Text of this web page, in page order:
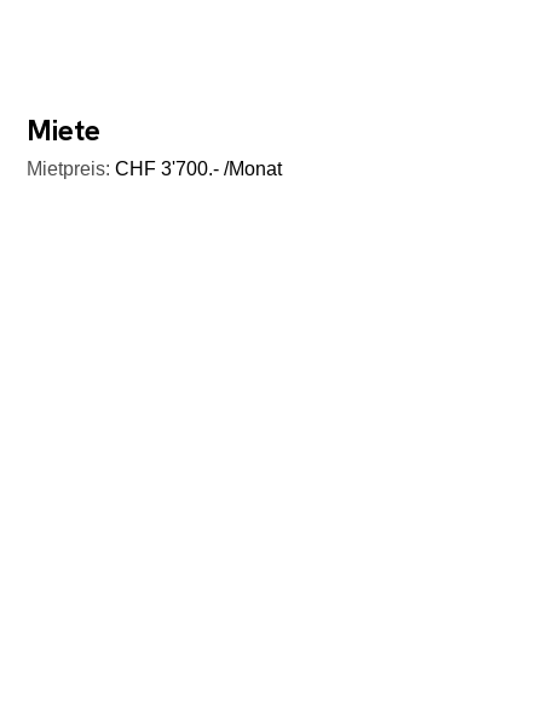
Miete
Mietpreis: CHF 3'700.- /Monat